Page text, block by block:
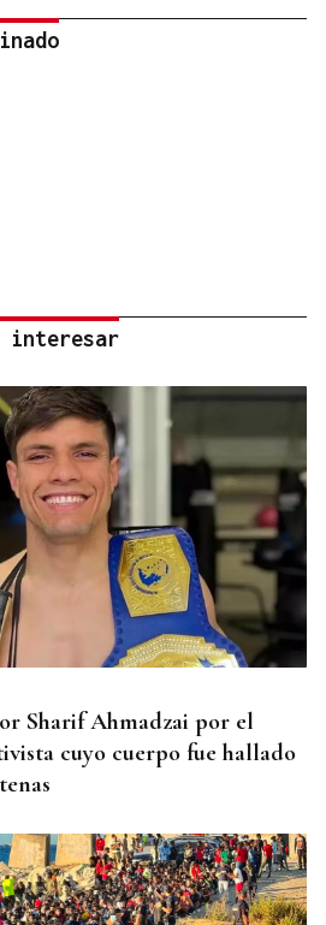
interesar
Sharif Ahmadzai por el
cuyo cuerpo fue hallado